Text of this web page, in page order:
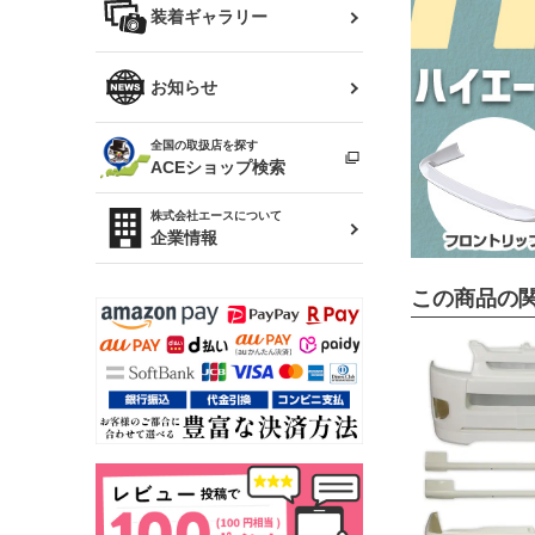
アリスト
ソアラ
アルテッツァ
プロボックス
RAV4
Z32 フェアレディZ
R34 スカイライン
スカイライン
（ER34/R33/ECR33/R32）
キャラバン
ローレル
セフィーロ
バッグ
ファッション小物
雑貨・ステーショナリー
ベビー用品
装着ギャラリー
お知らせ
全国の取扱店を探す
ACEショップ検索
株式会社エースについて
企業情報
この商品の